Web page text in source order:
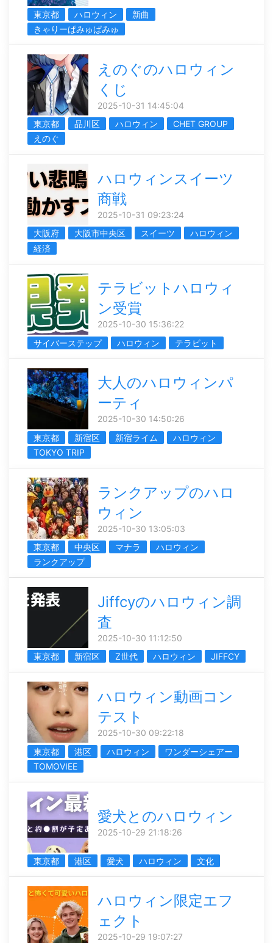
東京都
ハロウィン
新曲
きゃりーぱみゅぱみゅ
えのぐのハロウィン
くじ
2025-10-31 14:45:04
東京都
品川区 ハロウィン
CHET GROUP
えのぐ
ハロウィンスイーツ
商戦
2025-10-31 09:23:24
大阪府
大阪市中央区 スイーツ
ハロウィン
経済
テラビットハロウィ
ン受賞
2025-10-30 15:36:22
サイバーステップ
ハロウィン テラビット
大人のハロウィンパ
ーティ
2025-10-30 14:50:26
東京都
新宿区 新宿ライム
ハロウィン
TOKYO TRIP
ランクアップのハロ
ウィン
2025-10-30 13:05:03
東京都
中央区 マナラ
ハロウィン
ランクアップ
Jiffcyのハロウィン調
査
2025-10-30 11:12:50
東京都
新宿区 Z世代 ハロウィン JIFFCY
ハロウィン動画コン
テスト
2025-10-30 09:22:18
東京都
港区 ハロウィン
ワンダーシェアー
TOMOVIEE
愛犬とのハロウィン
2025-10-29 21:18:26
東京都 港区 愛犬 ハロウィン 文化
ハロウィン限定エフ
ェクト
2025-10-29 19:07:27